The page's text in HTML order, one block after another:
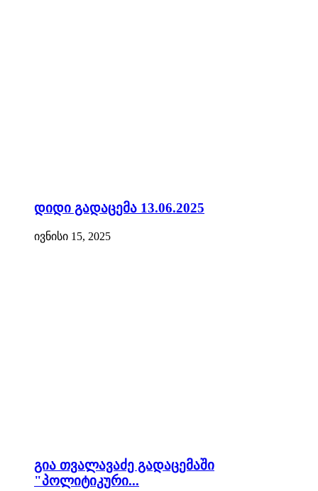
დიდი გადაცემა 13.06.2025
ივნისი 15, 2025
გია თვალავაძე გადაცემაში
"პოლიტიკური...